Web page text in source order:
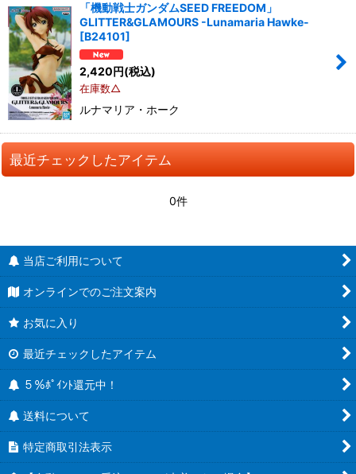
「機動戦士ガンダムSEED FREEDOM」
GLITTER&GLAMOURS -Lunamaria Hawke-
[B24101]
2,420円(税込)
在庫数△
ルナマリア・ホーク
最近チェックしたアイテム
0件
当店ご利用について
オンラインでのご注文案内
お気に入り
最近チェックしたアイテム
５％ﾎﾟｲﾝﾄ還元中！
送料について
特定商取引法表示